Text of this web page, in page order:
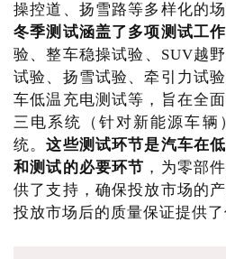
操控道、扬雪路等多样化的
冬季测试涵盖了多项测试工作
验、整车稳操试验、SUV越
试验、扬雪试验、牵引力试
车低温充电测试等，旨在全
三电系统（针对新能源车辆
统。这些测试环节是汽车在
和测试的必要环节 ，为零部
供了支持，确保投放市场的
投放市场后的质量保证提供了